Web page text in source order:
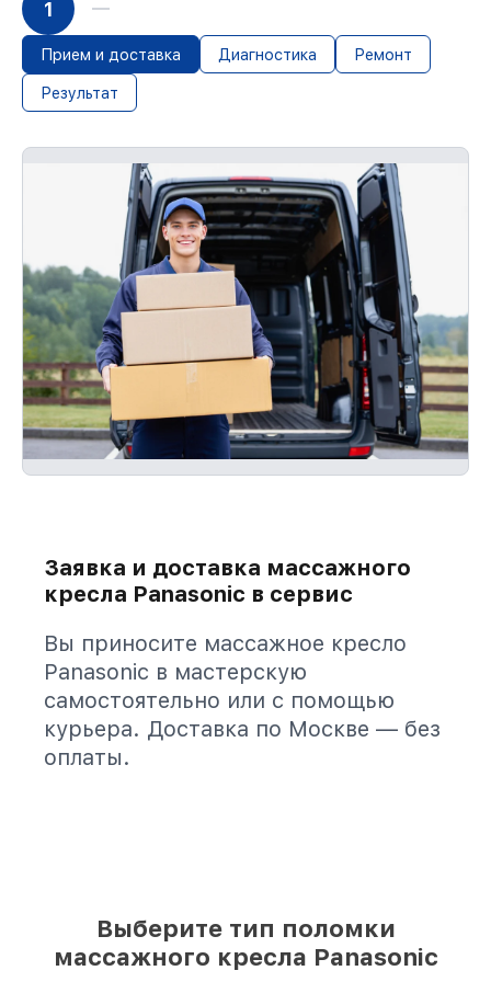
восстановления и целостность техники.
В случае ошибки с нашей стороны,
возмещаем убытки.
До 36 месяцев на повторное
восстановление устройств
чека, мы проведём повторную починку
устройства бесплатно и без ожидания.
1
Прием и доставка Диагностика Ремонт
Результат
Заявка и доставка массажного
кресла Panasonic в сервис
Вы приносите массажное кресло
Panasonic в мастерскую
самостоятельно или с помощью
курьера. Доставка по Москве — без
оплаты.
Выберите тип поломки
массажного кресла Panasonic